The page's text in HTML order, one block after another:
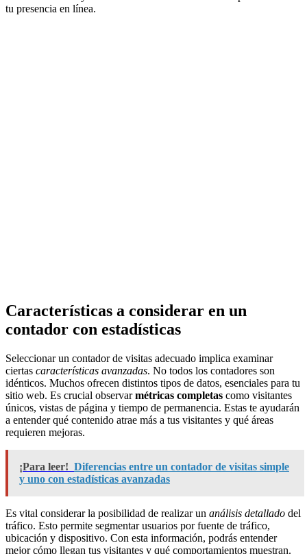
tu presencia en línea.
Características a considerar en un
contador con estadísticas
Seleccionar un contador de visitas adecuado implica examinar
ciertas características avanzadas. No todos los contadores son
idénticos. Muchos ofrecen distintos tipos de datos, esenciales para tu
sitio web. Es crucial observarmétricas completas como visitantes
únicos, vistas de página y tiempo de permanencia. Estas te ayudarán
a entender qué contenido atrae más a tus visitantes y qué áreas
requieren mejoras.
¡Para leer! Diferencias entre un contador de visitas simple
y uno con estadísticas avanzadas
Es vital considerar la posibilidad de realizar un análisis detallado del
tráfico. Esto permite segmentar usuarios por fuente de tráfico,
ubicación y dispositivo. Con esta información, podrás entender
mejor cómo llegan tus visitantes y qué comportamientos muestran.